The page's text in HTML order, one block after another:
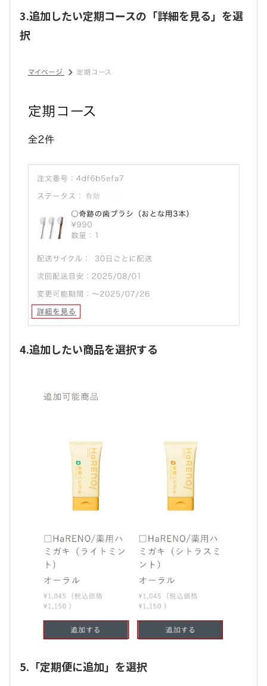
3.追加したい定期コースの「詳細を見る」を選
択
4.追加したい商品を選択する
5.「定期便に追加」を選択